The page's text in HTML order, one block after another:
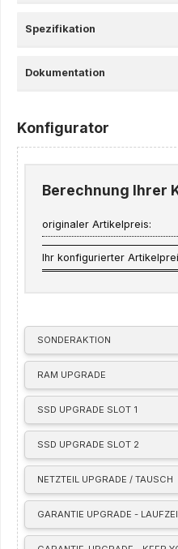
Spezifikation
Dokumentation
Konfigurator
SONDERAKTION
RAM UPGRADE
SSD UPGRADE SLOT 1
SSD UPGRADE SLOT 2
NETZTEIL UPGRADE / TAUSCH
GARANTIE UPGRADE -
Berechnung Ihrer
originaler Artikelpreis:
Ihr konfigurierter